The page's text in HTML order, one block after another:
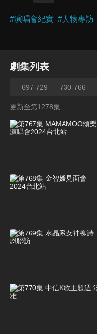
#演唱會紀實 # 人物專訪
劇集列表
697-729 730-766
更新至第1278集